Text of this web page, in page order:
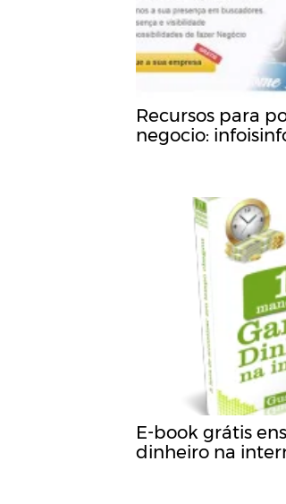
Recursos para
negocio:
E-book grátis
dinheiro na